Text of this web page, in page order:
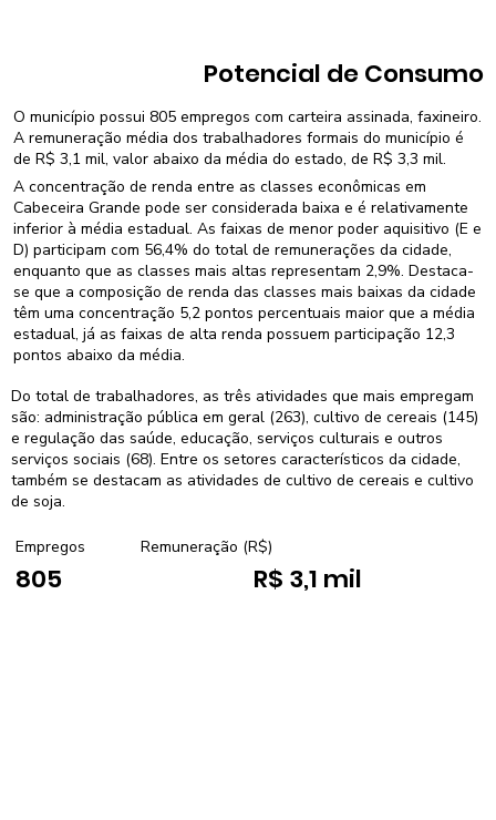
Potencial de Consumo
O município possui 805 empregos com carteira assinada, faxineiro.
A remuneração média dos trabalhadores formais do município é
de R$ 3,1 mil, valor abaixo da média do estado, de R$ 3,3 mil.
A concentração de renda entre as classes econômicas em
Cabeceira Grande pode ser considerada baixa e é relativamente
inferior à média estadual. As faixas de menor poder aquisitivo (E e
D) participam com 56,4% do total de remunerações da cidade,
enquanto que as classes mais altas representam 2,9%. Destaca-
se que a composição de renda das classes mais baixas da cidade
têm uma concentração 5,2 pontos percentuais maior que a média
estadual, já as faixas de alta renda possuem participação 12,3
pontos abaixo da média.
Do total de trabalhadores, as três atividades que mais empregam
são: administração pública em geral (263), cultivo de cereais (145)
e regulação das saúde, educação, serviços culturais e outros
serviços sociais (68). Entre os setores característicos da cidade,
também se destacam as atividades de cultivo de cereais e cultivo
de soja.
Empregos
805
Remuneração (R$)
R$ 3,1 mil